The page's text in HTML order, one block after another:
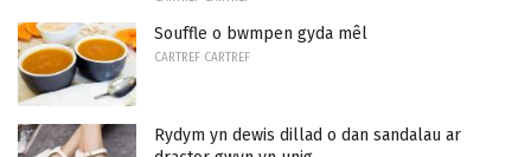
Souffle o bwmpen gyda mêl
CARTREF CARTREF
Rydym yn dewis dillad o dan sandalau ar